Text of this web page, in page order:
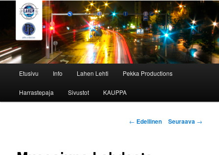
Etusivu Info Lahen Lehti Pekka Productions
Harrastepaja Sivustot KAUPPA
Artikkelien
← Edellinen Seuraava →